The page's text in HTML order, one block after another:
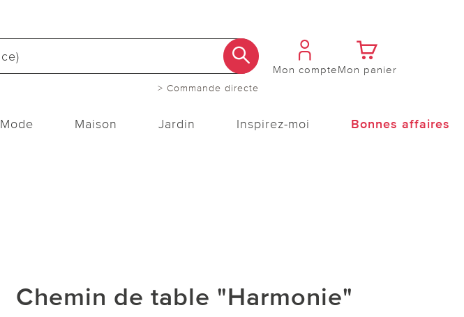
> Commande directe
Mon compteMon panier
Mode Maison Jardin Inspirez-moi Bonnes affaires
Chemin de table "Harmonie"